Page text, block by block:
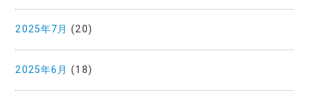
2025年7月 (20)
2025年6月 (18)